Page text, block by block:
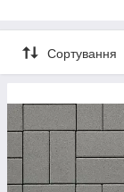
Сортування